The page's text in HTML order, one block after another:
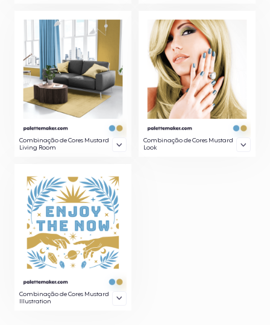
Combinação de Cores Mustard
Living Room
Combinação de Cores Mustard
Look
Combinação de Cores Mustard
Illustration